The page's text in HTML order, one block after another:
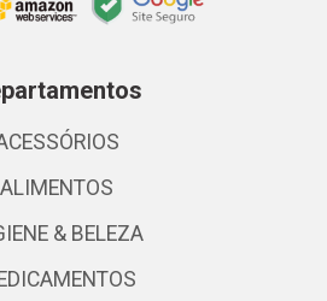
ALIMENTOS
& BELEZA